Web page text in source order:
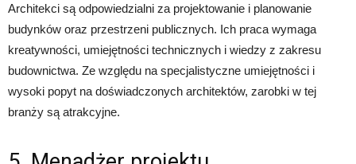
Architekci są odpowiedzialni za projektowanie i planowanie
budynków oraz przestrzeni publicznych. Ich praca wymaga
kreatywności, umiejętności technicznych i wiedzy z zakresu
budownictwa. Ze względu na specjalistyczne umiejętności i
wysoki popyt na doświadczonych architektów, zarobki w tej
branży są atrakcyjne.